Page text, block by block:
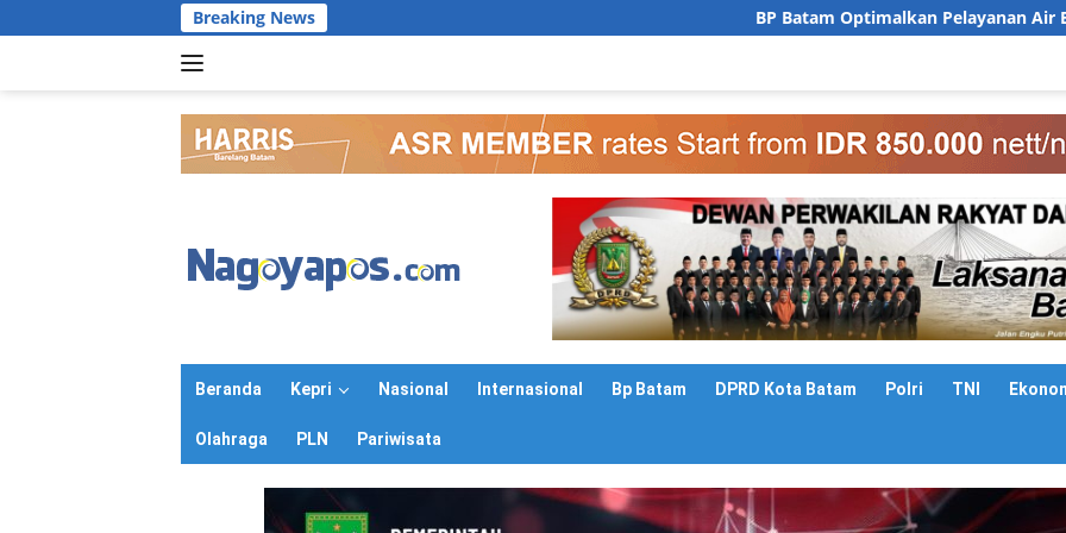
ke
Breaking News BP Batam Optimalkan Pelayanan Air Bersih, Masyarakat Diimbau
Beranda Kepri Nasional Internasional Bp Batam DPRD Kota Batam Polri TNI
Olahraga PLN Pariwisata